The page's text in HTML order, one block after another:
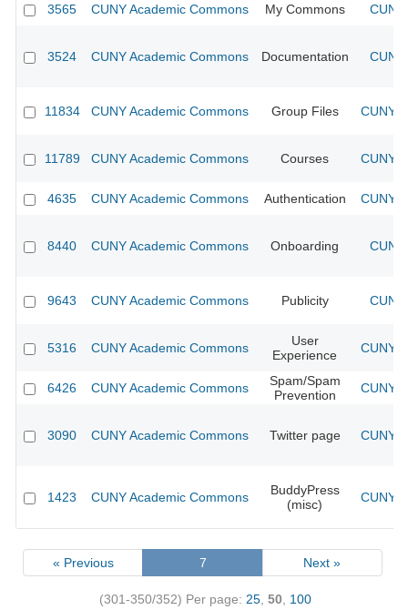
3565 CUNY Academic Commons My Commons
3524 CUNY Academic Commons Documentation
11834 CUNY Academic Commons Group Files CUNY
11789 CUNY Academic Commons Courses CUNY
4635 CUNY Academic Commons Authentication CUNY
8440 CUNY Academic Commons Onboarding
9643 CUNY Academic Commons Publicity
5316 CUNY Academic Commons
User
Experience
CUNY
6426 CUNY Academic Commons
Spam/Spam
Prevention
CUNY
3090 CUNY Academic Commons Twitter page CUNY
1423 CUNY Academic Commons
BuddyPress
(misc)
CUNY
« Previous 7 Next »
(301-350/352) Per page: 25 50 100